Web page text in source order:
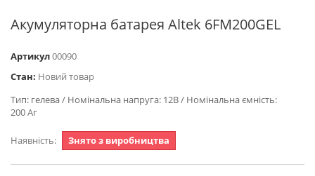
Акумуляторна батарея Altek 6FM200GEL
Артикул00090
Стан: Новий товар
Тип: гелева / Номінальна напруга: 12В / Номінальна ємність:
200 Аг
Наявність: Знято з виробництва